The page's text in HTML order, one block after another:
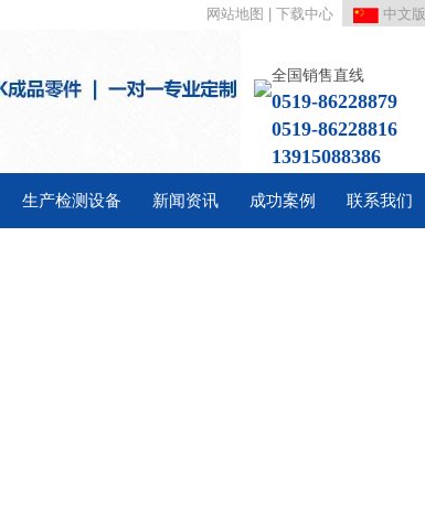
网站地图 下载中心 中文版
全国销售直线
0519-86228879
0519-86228816
13915088386
生产检测设备 新闻资讯 成功案例 联系我们